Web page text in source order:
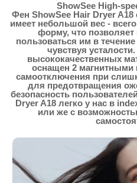
ShowSee High-
Фен ShowSee Hair Dryer
имеет небольшой вес -
форму, что
пользоваться им в
чувствуя
высококачественных
оснащен 2
самоотключения при
для предотвращения
безопасность
Dryer A18 легко у нас в
или же с